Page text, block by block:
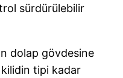
sürdürülebilir
dolap gövdesine
tipi kadar